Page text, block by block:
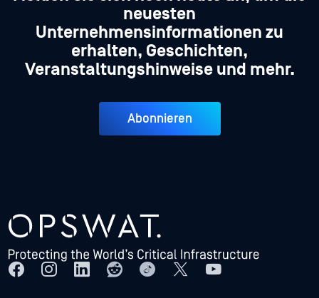
neuesten
Unternehmensinformationen zu
erhalten, Geschichten,
Veranstaltungshinweise und mehr.
Abonnieren